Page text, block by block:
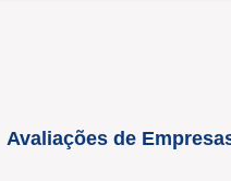
Avaliações de